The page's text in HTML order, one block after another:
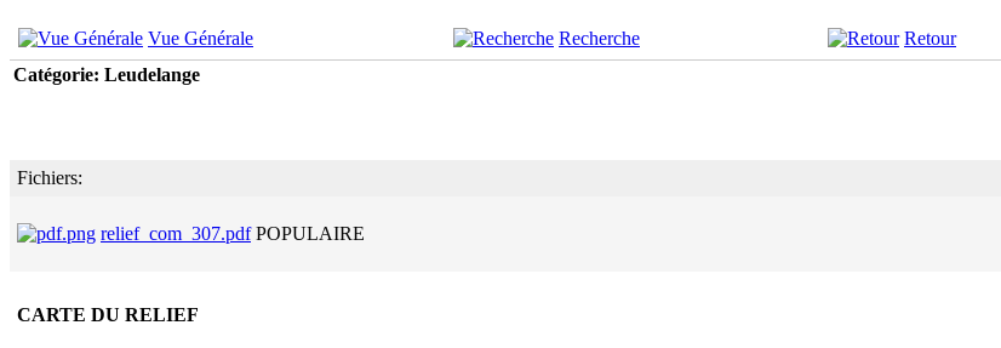
Vue Générale Recherche
Retour
Catégorie: Leudelange
Fichiers:
relief_com_307.pdf POPULAIRE
CARTE DU RELIEF